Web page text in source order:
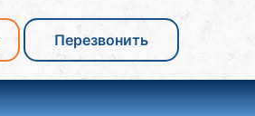
Перезвонить